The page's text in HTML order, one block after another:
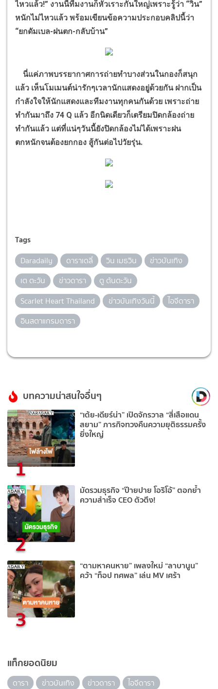
ไหวแล้ว!” งานนี้ทีมงานก็หัวเราะกันใหญ่เพราะรู้ว่า “วิน”
หนักไม่ไหวแล้ว พร้อมเขียนข้อความประกอบคลิปนี้ว่า
“ยกดัมเบล-ฝนตก-กลับบ้าน”
นี่แค่ภาพบรรยากาศการถ่ายทำบางส่วนในกองก็สนุก
แล้ว เห็นโมเมนต์น่ารักๆเวลานักแสดงอยู่ด้วยกัน ฝากเป็น
กำลังใจให้นักแสดงและทีมงานทุกคนกันด้วย เพราะถ่าย
ทำกันมาถึง 74 Q แล้ว อีกนิดเดียวก็เตรียมปิดกล้องถ่าย
ทำกันแล้ว แต่ที่แน่ๆวันนี้ยังปิดกล้องไม่ได้เพราะฝน
ตกหนักจนต้องยกกอง สู้กันต่อไปวัยรุ่น.
Tags
Daradaily ดาราเดลี่ วิน เมธวิน
ข่าวบันเทิง
เต ตะวัน
ข่าวดารา
ตู ต้นตะวัน
Scarlet Heart Thailand
ข่าวบันเทิงวันนี้
ไอจีดารา
อินสตาแกรมดารา
บทความน่าสนใจอื่นๆ
1
“เต้ย-เดียร์น่า” เปิดจักรวาล “สี่เสือแดน
สยาม” ภารกิจทวงคืนความยุติธรรมครั้ง
ยิ่งใหญ่
2
มัดรวมธุรกิจ “ป๊ายปาย โอริโอ้” ตอกย้ำ
ความสำเร็จ CEO ตัวตึง!
3
“ตามหาคนหาย” เพลงใหม่ “ลาบานูน”
คว้า “ท็อป ทศพล” เล่น MV เศร้า
แท็กยอดนิยม
ดารา ข่าวบันเทิง ข่าวดารา
ไอจีดารา